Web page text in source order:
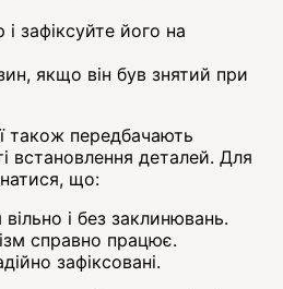
і зафіксуйте його на
якщо він був знятий при
також передбачають
встановлення деталей. Для
що:
і без заклинювань.
справно працює.
зафіксовані.